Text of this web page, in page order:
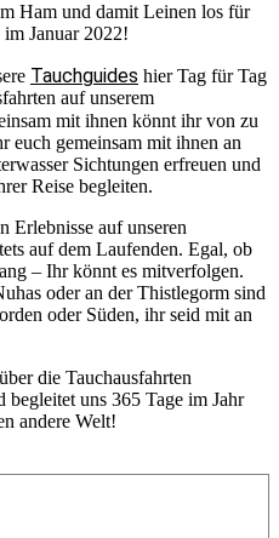
Ham und damit Leinen los für
im Januar 2022!
Tauchguides hier Tag für Tag
auf unserem
mit ihnen könnt ihr von zu
euch gemeinsam mit ihnen an
Sichtungen erfreuen und
Reise begleiten.
Erlebnisse auf unseren
auf dem Laufenden. Egal, ob
– Ihr könnt es mitverfolgen.
oder an der Thistlegorm sind
oder Süden, ihr seid mit an
die Tauchausfahrten
begleitet uns 365 Tage im Jahr
andere Welt!